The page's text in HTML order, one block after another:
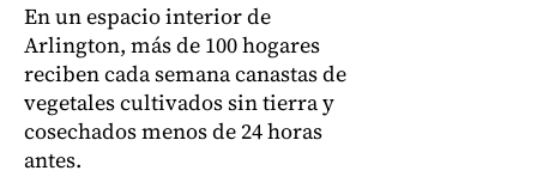
En un espacio interior de
Arlington, más de 100 hogares
reciben cada semana canastas de
vegetales cultivados sin tierra y
cosechados menos de 24 horas
antes.